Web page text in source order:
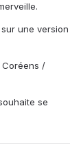
une version
Coréens /
se